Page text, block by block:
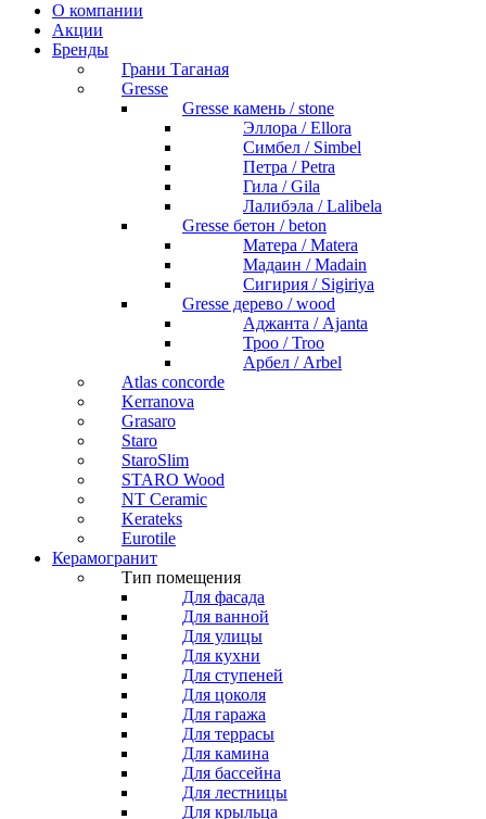
О компании
Акции
Бренды
Грани Таганая
Gresse
Gresse камень / stone
Эллора / Ellora
Симбел / Simbel
Петра / Petra
Гила / Gila
Лалибэла / Lalibela
Gresse бетон / beton
Матера / Matera
Мадаин / Madain
Сигирия / Sigiriya
Gresse дерево / wood
Аджанта / Ajanta
Троо / Troo
Арбел / Arbel
Atlas concorde
Kerranova
Grasaro
Staro
StaroSlim
STARO Wood
NT Ceramic
Kerateks
Eurotile
Керамогранит
Тип помещения
Для фасада
Для ванной
Для улицы
Для кухни
Для ступеней
Для цоколя
Для гаража
Для террасы
Для камина
Для бассейна
Для лестницы
Для крыльца